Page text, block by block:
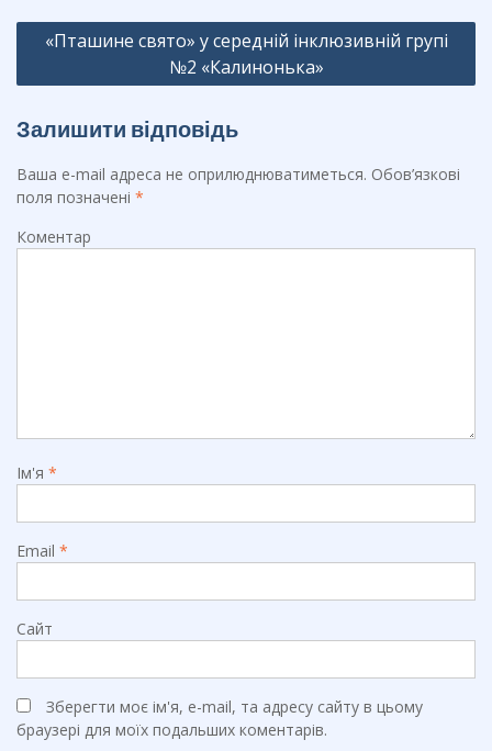
e
b
o
o
k
e
gr
a
m
er
Навігація
«Пташине свято» у середній інклюзивній групі
№2 «Калинонька»
Залишити відповідь
Ваша e-mail адреса не оприлюднюватиметься. Обов’язкові
поля позначені *
Коментар
Ім'я *
Email *
Сайт
Зберегти моє ім'я, e-mail, та адресу сайту в цьому
браузері для моїх подальших коментарів.